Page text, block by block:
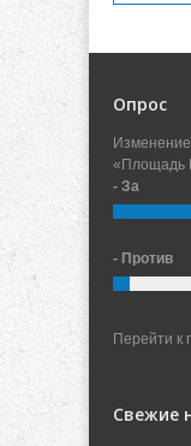
Опрос
«Площадь
- За
- Против
Перейти к
Свежие